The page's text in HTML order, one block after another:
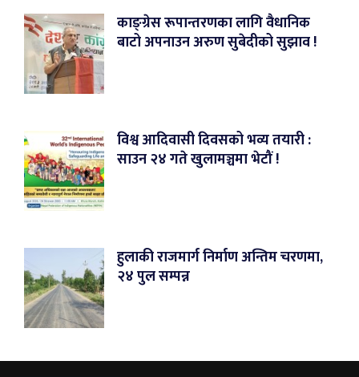
काङ्ग्रेस रूपान्तरणका लागि वैधानिक
बाटो अपनाउन अरुण सुबेदीको सुझाव !
विश्व आदिवासी दिवसको भव्य तयारी :
साउन २४ गते खुलामञ्चमा भेटौं !
हुलाकी राजमार्ग निर्माण अन्तिम चरणमा,
२४ पुल सम्पन्न